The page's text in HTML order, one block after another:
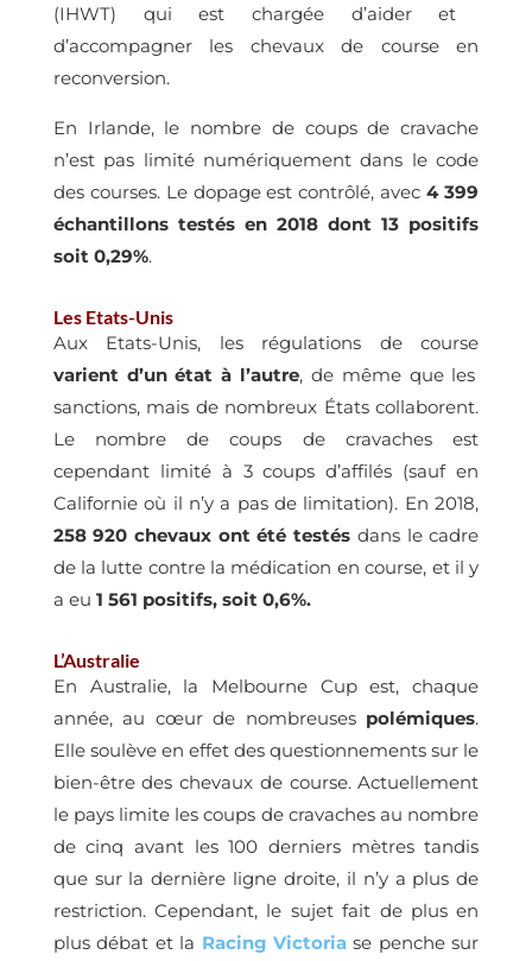
(IHWT) qui est chargée d’aider et
d’accompagner les chevaux de course en
reconversion.
En Irlande, le nombre de coups de cravache
n’est pas limité numériquement dans le code
des courses. Le dopage est contrôlé, avec4 399
échantillons testés en 2018 dont 13 positifs
soit 0,29%.
Les Etats-Unis
Aux Etats-Unis, les régulations de course
varient d’un état à l’autre, de même que les
sanctions, mais de nombreux États collaborent.
Le nombre de coups de cravaches est
cependant limité à 3 coups d’affilés (sauf en
Californie où il n’y a pas de limitation). En 2018,
258 920 chevaux ont été testés dans le cadre
de la lutte contre la médication en course, et il y
a eu 1 561 positifs, soit 0,6%.
L’Australie
En Australie, la Melbourne Cup est, chaque
année, au cœur de nombreuses polémiques.
Elle soulève en effet des questionnements sur le
bien-être des chevaux de course. Actuellement
le pays limite les coups de cravaches au nombre
de cinq avant les 100 derniers mètres tandis
que sur la dernière ligne droite, il n’y a plus de
restriction. Cependant, le sujet fait de plus en
plus débat et la Racing Victoriase penche sur